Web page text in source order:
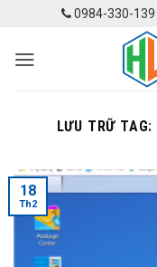
content
0984-330-139
LƯU TRỮ TAG:
18
Th2